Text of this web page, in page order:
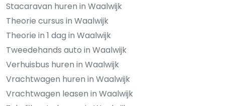
Stacaravan huren in Waalwijk
Theorie cursus in Waalwijk
Theorie in 1 dag in Waalwijk
Tweedehands auto in Waalwijk
Verhuisbus huren in Waalwijk
Vrachtwagen huren in Waalwijk
Vrachtwagen leasen in Waalwijk